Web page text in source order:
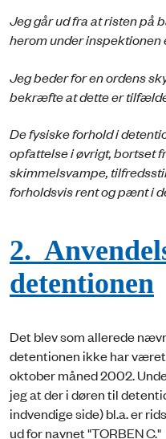
Jeg går ud fra at risten på
herom under inspektionen
Jeg beder for en ordens
bekræfte at dette er
De fysiske forhold i
opfattelse i øvrigt, bortset
skimmelsvampe,
forholdsvis rent og pænt i
2.
detentionen
Det blev som allerede
detentionen ikke har
oktober måned 2002.
jeg at der i døren til
indvendige side) bl.a. er
ud for navnet "TORBEN C."